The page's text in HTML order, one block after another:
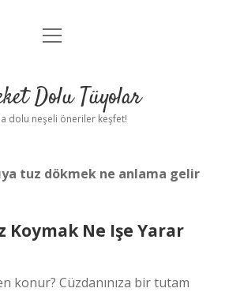
Anasayfa
Yasal Uyarı
menüyü
Dolu Tüyolar
dolu neşeli öneriler keşfet!
tuz dökmek ne anlama gelir
Koymak Ne Işe Yarar
konur? Cüzdanınıza bir tutam